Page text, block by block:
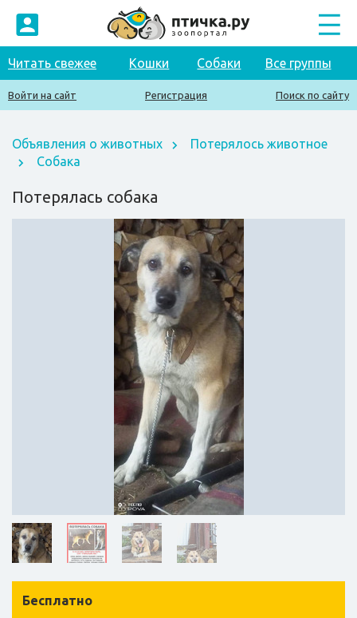
Читать свежее Кошки Собаки Все группы
Войти на сайт Регистрация Поиск по сайту
Объявления о животных
Потерялось животное
Собака
Потерялась собака
Бесплатно